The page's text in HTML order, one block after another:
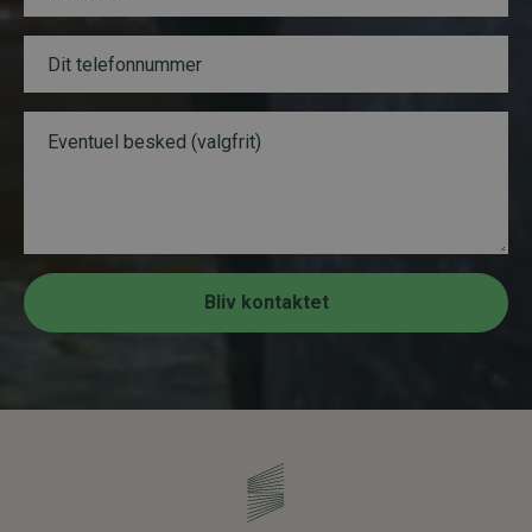
l
e
n
s
k
a
i
l
e
m
e
r
*
Bliv kontaktet